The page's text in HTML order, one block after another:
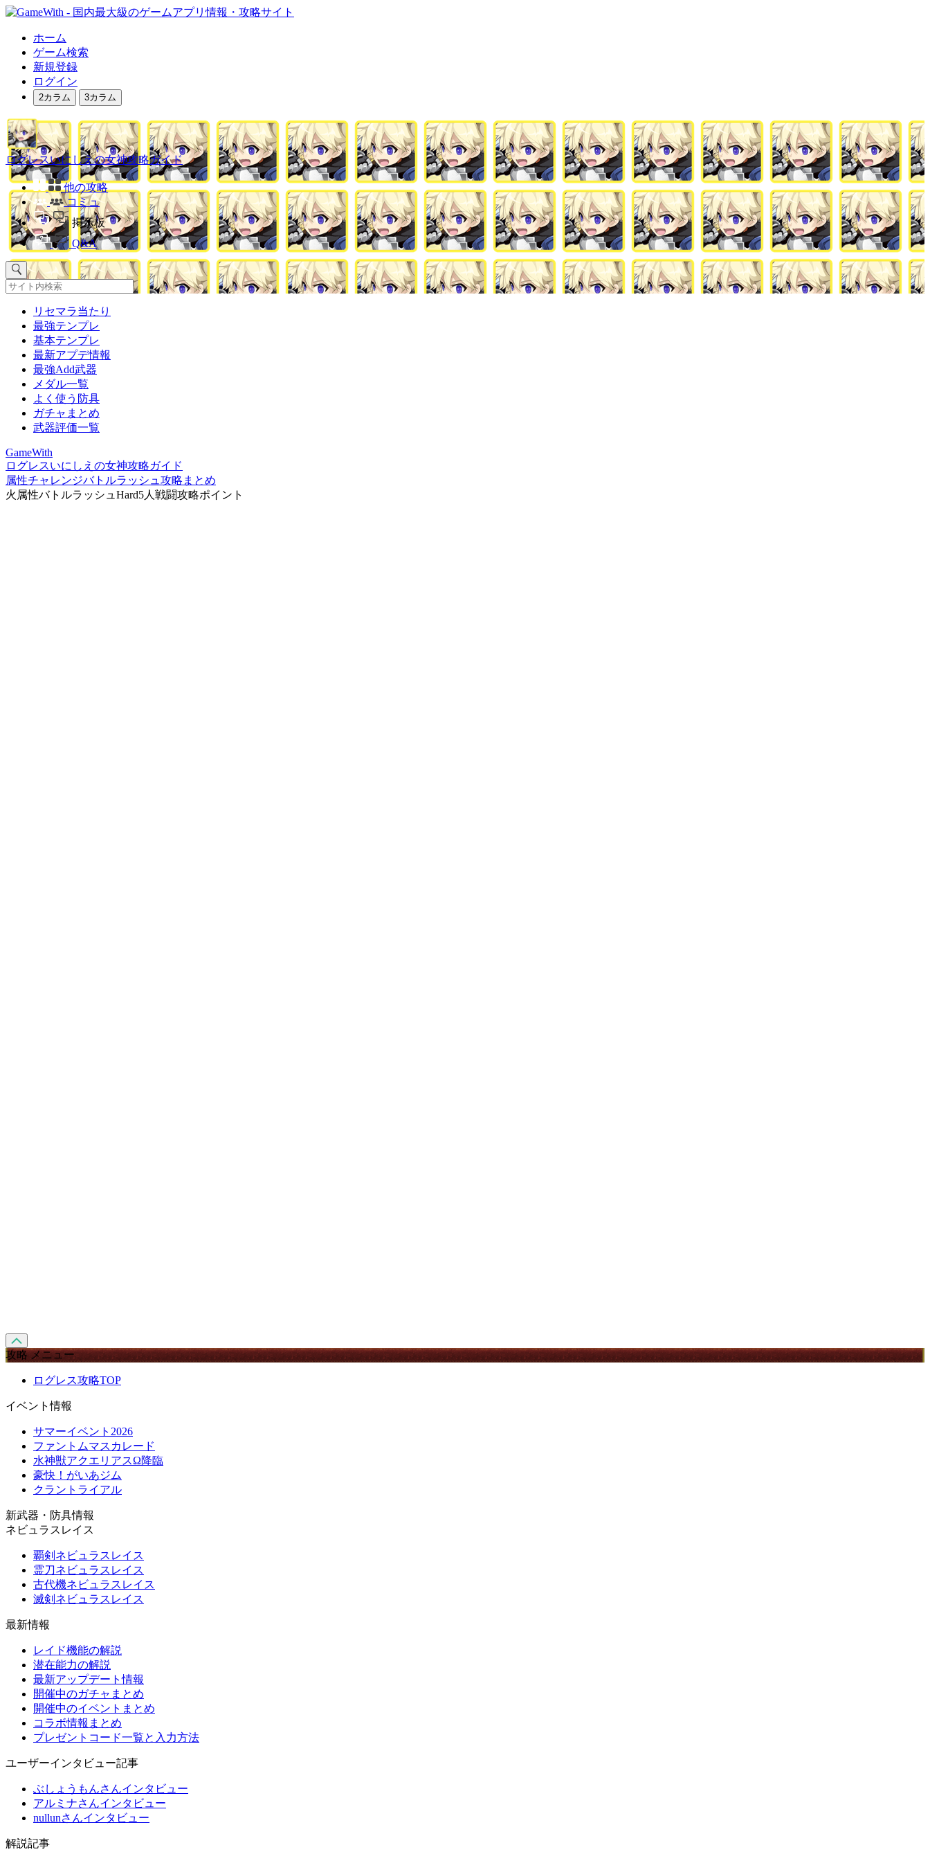
ホーム
ゲーム検索
新規登録
ログイン
2カラム 3カラム
ログレスいにしえの女神攻略ガイド
他の攻略
コミュ
掲示板
Q&A
リセマラ当たり
最強テンプレ
基本テンプレ
最新アプデ情報
最強Add武器
メダル一覧
よく使う防具
ガチャまとめ
武器評価一覧
GameWith
ログレスいにしえの女神攻略ガイド
属性チャレンジバトルラッシュ攻略まとめ
火属性バトルラッシュHard5人戦闘攻略ポイント
攻略 メニュー
ログレス攻略TOP
イベント情報
サマーイベント2026
ファントムマスカレード
水神獣アクエリアスΩ降臨
豪快！がいあジム
クラントライアル
新武器・防具情報
ネビュラスレイス
覇剣ネビュラスレイス
霊刀ネビュラスレイス
古代機ネビュラスレイス
滅剣ネビュラスレイス
最新情報
レイド機能の解説
潜在能力の解説
最新アップデート情報
開催中のガチャまとめ
開催中のイベントまとめ
コラボ情報まとめ
プレゼントコード一覧と入力方法
ユーザーインタビュー記事
ぶしょうもんさんインタビュー
アルミナさんインタビュー
nullunさんインタビュー
解説記事